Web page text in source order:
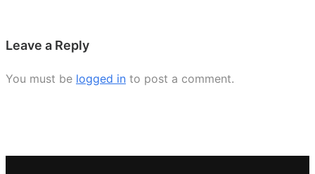
Leave a Reply
You must be logged in to post a comment.